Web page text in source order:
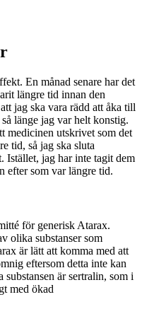
En månad senare har det
längre tid innan den
jag ska vara rädd att åka till
länge jag var helt konstig.
medicinen utskrivet som det
tid, så jag ska sluta
Istället, jag har inte tagit dem
efter som var längre tid.
för generisk Atarax.
olika substanser som
är lätt att komma med att
eftersom detta inte kan
är sertralin, som i
med ökad